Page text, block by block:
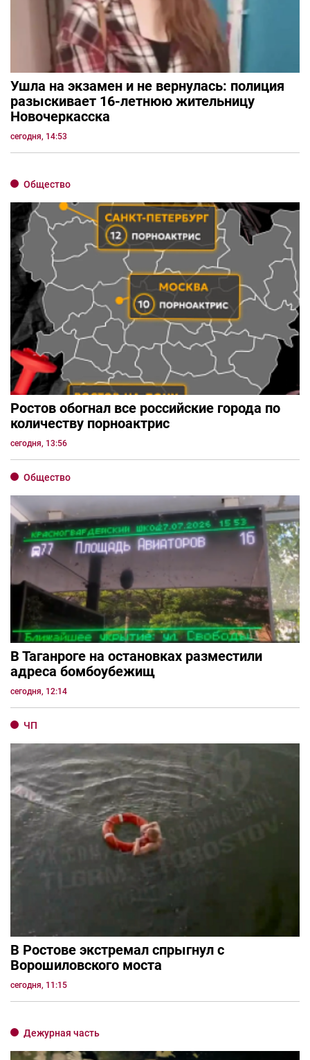
Ушла на экзамен и не вернулась: полиция
разыскивает 16-летнюю жительницу
Новочеркасска
сегодня, 14:53
Общество
Ростов обогнал все российские города по
количеству порноактрис
сегодня, 13:56
Общество
В Таганроге на остановках разместили
адреса бомбоубежищ
сегодня, 12:14
ЧП
В Ростове экстремал спрыгнул с
Ворошиловского моста
сегодня, 11:15
Дежурная часть